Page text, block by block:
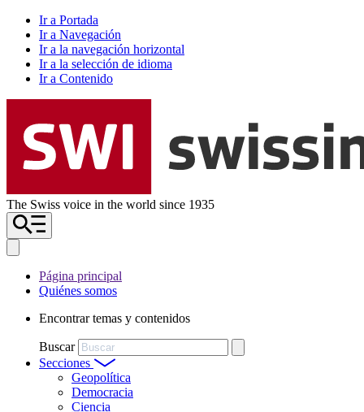
Ir a Portada
Ir a Navegación
Ir a la navegación horizontal
Ir a la selección de idioma
Ir a Contenido
The Swiss voice in the world since 1935
Página principal
Quiénes somos
Encontrar temas y contenidos
Buscar
Secciones
Geopolítica
Democracia
Ciencia